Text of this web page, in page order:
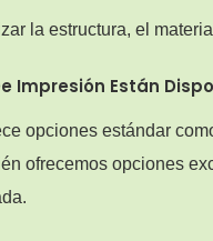
la estructura, el
Impresión Están
opciones estándar
ofrecemos opciones